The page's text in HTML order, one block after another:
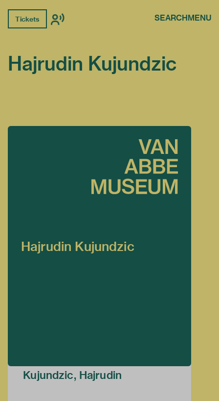
Tickets SEARCHMENU
Hajrudin Kujundzic
Hajrudin Kujundzic
Kujundzic, Hajrudin